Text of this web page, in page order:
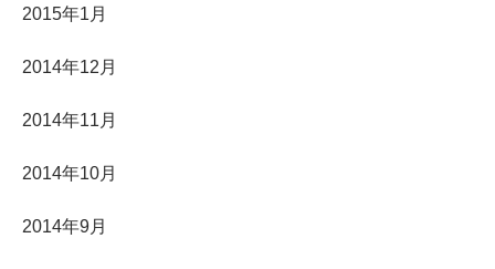
2015年1月
2014年12月
2014年11月
2014年10月
2014年9月